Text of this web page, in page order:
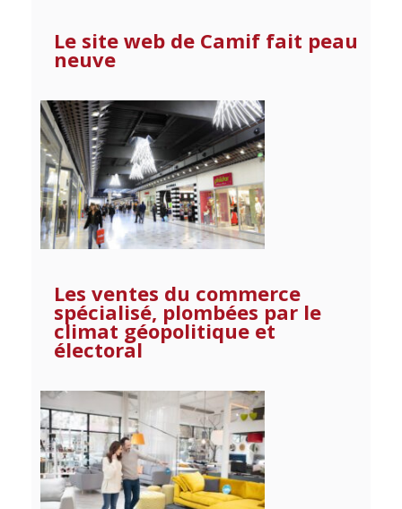
Le site web de Camif fait peau
neuve
Les ventes du commerce
spécialisé, plombées par le
climat géopolitique et
électoral